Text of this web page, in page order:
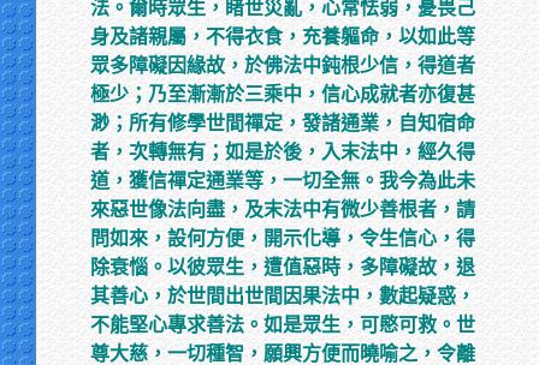
法。爾時眾生，睹世災亂，心常怯弱，憂畏己
身及諸親屬，不得衣食，充養軀命，以如此等
眾多障礙因緣故，於佛法中鈍根少信，得道者
極少；乃至漸漸於三乘中，信心成就者亦復甚
渺；所有修學世間禪定，發諸通業，自知宿命
者，次轉無有；如是於後，入末法中，經久得
道，獲信禪定通業等，一切全無。我今為此未
來惡世像法向盡，及末法中有微少善根者，請
問如來，設何方便，開示化導，令生信心，得
除衰惱。以彼眾生，遭值惡時，多障礙故，退
其善心，於世間出世間因果法中，數起疑惑，
不能堅心專求善法。如是眾生，可愍可救。世
尊大慈，一切種智，願興方便而曉喻之，令離